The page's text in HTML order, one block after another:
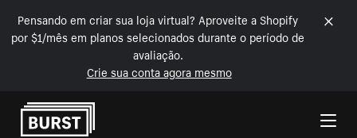
Pensando em criar sua loja virtual? Aproveite a Shopify
por $1/mês em planos selecionados durante o período de
avaliação.
Crie sua conta agora mesmo
Pular para o conteúdo